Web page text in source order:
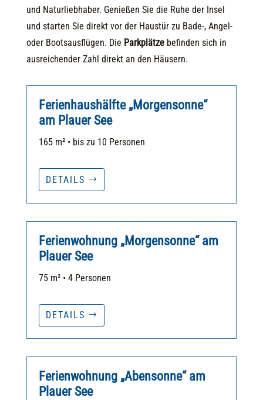
und Naturliebhaber. Genießen Sie die Ruhe der Insel
und starten Sie direkt vor der Haustür zu Bade-, Angel-
oder Bootsausflügen. Die Parkplätze befinden sich in
ausreichender Zahl direkt an den Häusern.
Ferienhaushälfte „Morgensonne“
am Plauer See
165 m² • bis zu 10 Personen
DETAILS
Ferienwohnung „Morgensonne“ am
Plauer See
75 m² • 4 Personen
DETAILS
Ferienwohnung „Abensonne“ am
Plauer See